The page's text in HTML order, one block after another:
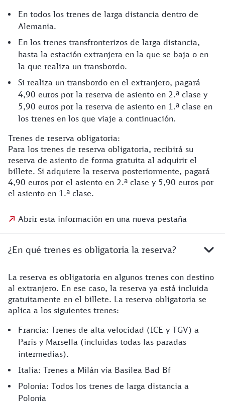
En todos los trenes de larga distancia dentro de
Alemania.
En los trenes transfronterizos de larga distancia,
hasta la estación extranjera en la que se baja o en
la que realiza un transbordo.
Si realiza un transbordo en el extranjero, pagará
4,90 euros por la reserva de asiento en 2.ª clase y
5,90 euros por la reserva de asiento en 1.ª clase en
los trenes en los que viaje a continuación.
Trenes de reserva obligatoria:
Para los trenes de reserva obligatoria, recibirá su
reserva de asiento de forma gratuita al adquirir el
billete. Si adquiere la reserva posteriormente, pagará
4,90 euros por el asiento en 2.ª clase y 5,90 euros por
el asiento en 1.ª clase.
Abrir esta información en una nueva pestaña
¿En qué trenes es obligatoria la reserva?
La reserva es obligatoria en algunos trenes con destino
al extranjero. En ese caso, la reserva ya está incluida
gratuitamente en el billete. La reserva obligatoria se
aplica a los siguientes trenes:
Francia: Trenes de alta velocidad (ICE y TGV) a
París y Marsella (incluidas todas las paradas
intermedias).
Italia: Trenes a Milán vía Basilea Bad Bf
Polonia: Todos los trenes de larga distancia a
Polonia